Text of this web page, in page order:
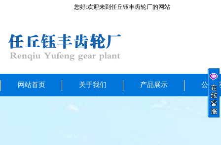
您好:欢迎来到任丘钰丰齿轮厂的网站
网站首页 关于我们 产品展示 公司